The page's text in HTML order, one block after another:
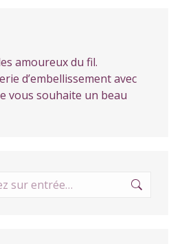
amoureux du fil.
d’embellissement avec
vous souhaite un beau